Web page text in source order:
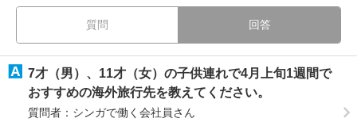
質問 回答
7才（男）、11才（女）の子供連れで4月上旬1週間で
おすすめの海外旅行先を教えてください。
質問者：シンガで働く会社員さん